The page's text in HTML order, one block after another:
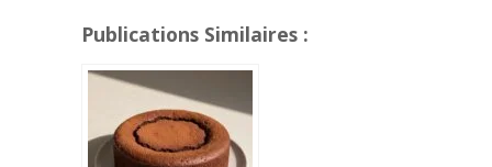
Publications Similaires :